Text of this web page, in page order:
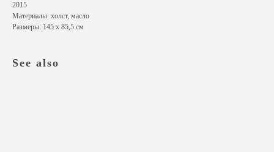
2015
Материалы: холст, масло
Размеры: 145 х 85,5 см
See also